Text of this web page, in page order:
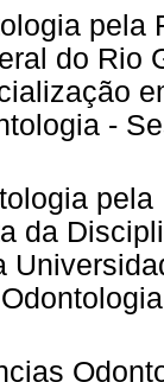
pela
do Rio
-
da